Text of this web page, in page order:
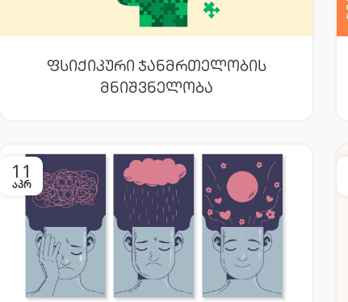
Ფსიქიკური Ჯანმრთელობის
Მნიშვნელობა
11
ᲐᲞᲠ